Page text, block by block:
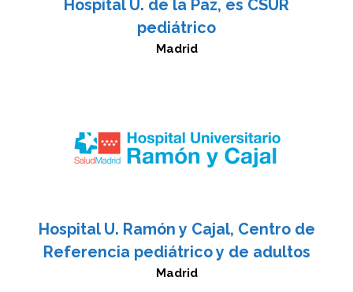
Hospital U. de la Paz, es CSUR
pediátrico
Madrid
Hospital U. Ramón y Cajal, Centro de
Referencia pediátrico y de adultos
Madrid